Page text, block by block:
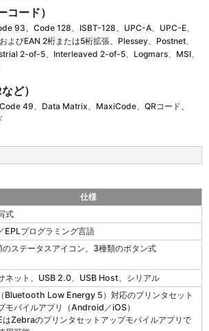
コード）
93、Code 128、ISBT-128、UPC-A、UPC-E、
よびEAN 2桁または5桁拡張、Plessey、Postnet、
2-of-5、Interleaved 2-of-5、Logmars、MSI、
ど）
49、Data Matrix、MaxiCode、QRコード、
仕様
式
EPLプログラミング言語
のステータスアイコン、3種類のボタン式
ネット、USB 2.0、USB Host、シリアル
Bluetooth Low Energy 5）対応のプリンタセット
モバイルアプリ（Android／iOS）
はZebraのプリンタセットアップモバイルアプリで